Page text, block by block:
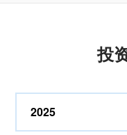
投
2025